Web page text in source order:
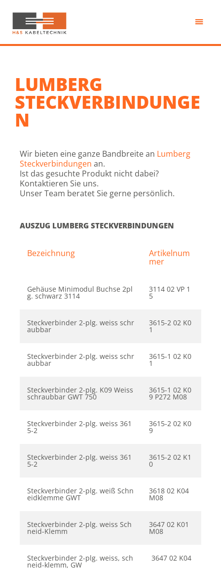
Inhalt
springen
H&S
Kabeltechnik
LUMBERG
STECKVERBINDUNGE
N
Wir bieten eine ganze Bandbreite an Lumberg
Steckverbindungen an.
Ist das gesuchte Produkt nicht dabei?
Kontaktieren Sie uns.
Unser Team beratet Sie gerne persönlich.
AUSZUG LUMBERG STECKVERBINDUNGEN
Bezeichnung Artikelnum
mer
Gehäuse Minimodul Buchse 2pl
g. schwarz 3114
3114 02 VP 1
5
Steckverbinder 2-plg. weiss schr
aubbar
3615-2 02 K0
1
Steckverbinder 2-plg. weiss schr
aubbar
3615-1 02 K0
1
Steckverbinder 2-plg. K09 Weiss
schraubbar GWT 750
3615-1 02 K0
9 P272 M08
Steckverbinder 2-plg. weiss 361
5-2
3615-2 02 K0
9
Steckverbinder 2-plg. weiss 361
5-2
3615-2 02 K1
0
Steckverbinder 2-plg. weiß Schn
eidklemme GWT
3618 02 K04
M08
Steckverbinder 2-plg. weiss Sch
neid-Klemm
3647 02 K01
M08
Steckverbinder 2-plg. weiss, sch
neid-klemm, GW
3647 02 K04